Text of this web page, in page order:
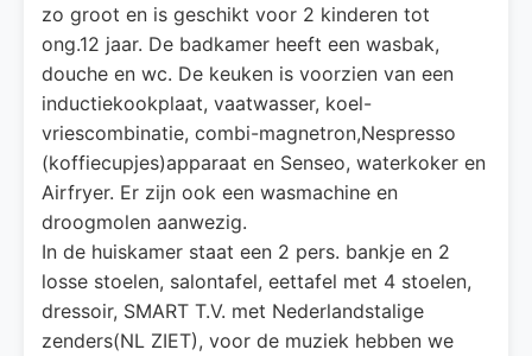
zo groot en is geschikt voor 2 kinderen tot
ong.12 jaar. De badkamer heeft een wasbak,
douche en wc. De keuken is voorzien van een
inductiekookplaat, vaatwasser, koel-
vriescombinatie, combi-magnetron,Nespresso
(koffiecupjes)apparaat en Senseo, waterkoker en
Airfryer. Er zijn ook een wasmachine en
droogmolen aanwezig.
In de huiskamer staat een 2 pers. bankje en 2
losse stoelen, salontafel, eettafel met 4 stoelen,
dressoir, SMART T.V. met Nederlandstalige
zenders(NL ZIET), voor de muziek hebben we